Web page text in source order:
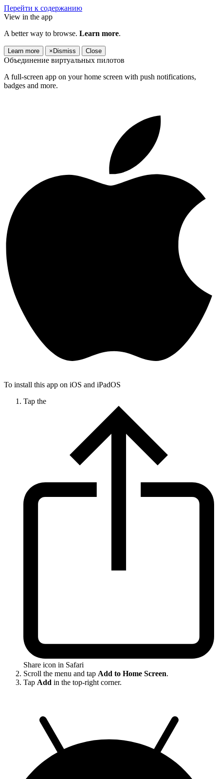
Перейти к содержанию
View in the app
A better way to browse. Learn more.
Learn more × Dismiss Close
Объединение виртуальных пилотов
A full-screen app on your home screen with push notifications,
badges and more.
To install this app on iOS and iPadOS
Tap the
Share icon in Safari
Scroll the menu and tap Add to Home Screen.
Tap Add in the top-right corner.